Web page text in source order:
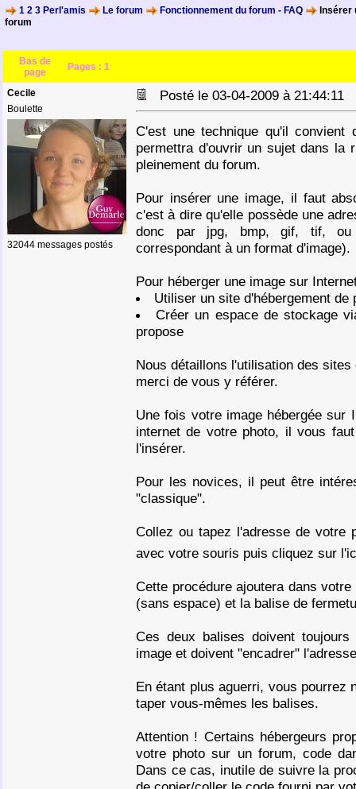
1 2 3 Perl'amis Le forum Fonctionnement du forum - FAQ
Insérer
forum
Bas de
page
Pages : 1
Cecile
Boulette
32044 messages postés
Posté le 03-04-2009 à 21:44:11
C'est une technique qu'il convient
permettra d'ouvrir un sujet dans la
pleinement du forum.
Pour insérer une image, il faut
c'est à dire qu'elle possède une
donc par jpg, bmp, gif, tif, ou
correspondant à un format d'image).
Pour héberger une image sur
Utiliser un site d'hébergement
Créer un espace de stockage
propose
Nous détaillons l'utilisation des
merci de vous y référer.
Une fois votre image hébergée sur
internet de votre photo, il vous
l'insérer.
Pour les novices, il peut être
"classique".
Collez ou tapez l'adresse de votre
avec votre souris puis cliquez sur
Cette procédure ajoutera dans
(sans espace) et la balise de
Ces deux balises doivent
image et doivent "encadrer"
En étant plus aguerri, vous pourrez
taper vous-mêmes les balises.
Attention ! Certains hébergeurs
votre photo sur un forum, code
Dans ce cas, inutile de suivre la